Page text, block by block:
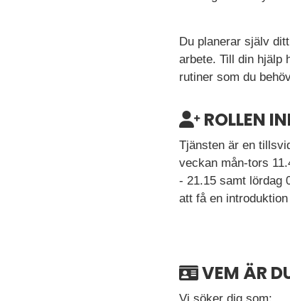
Du planerar själv
arbete. Till din hjälp
rutiner som du
ROLLEN
Tjänsten är en
veckan mån-tors
- 21.15 samt lördag
att få en
VEM ÄR